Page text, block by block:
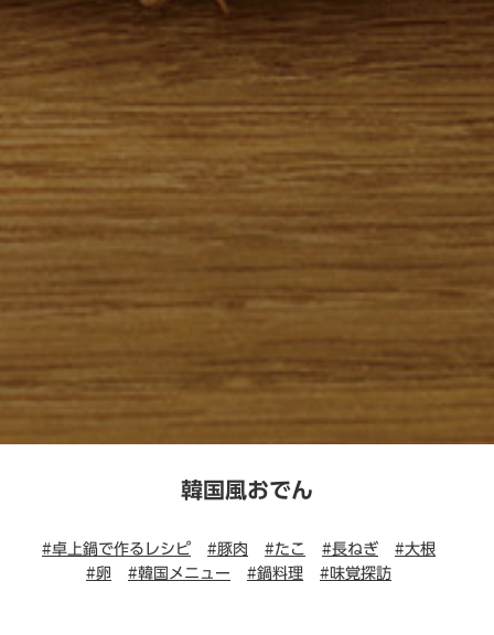
韓国風おでん
#卓上鍋で作るレシピ #豚肉 #たこ #長ねぎ
#大根
#卵
#韓国メニュー #鍋料理 #味覚探訪